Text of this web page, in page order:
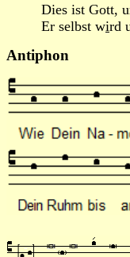
Dies ist Gott,
Er selbst wird
Antiphon